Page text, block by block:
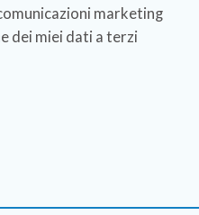
marketing
dei miei dati a terzi